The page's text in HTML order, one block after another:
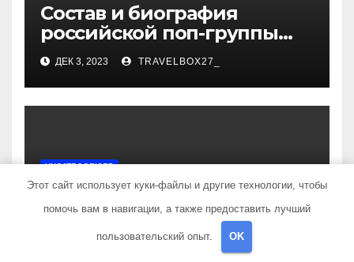
Состав и биография
российской поп-группы
«Иванушки интернешнл»
— история успеха, музыка
и судьбы участников
ДЕК 3, 2023 TRAVELBOX27_
UNCATEGORISED
Политов Владимир —
узнайте все о его
биографии, возрасте и
впечатляющих
ДЕК 3, 2023 TRAVELBOX27_
Этот сайт использует куки-файлы и другие технологии, чтобы
помочь вам в навигации, а также предоставить лучший
пользовательский опыт. OK